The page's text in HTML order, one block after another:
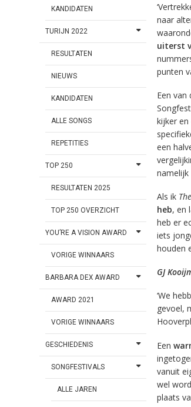
KANDIDATEN
TURIJN 2022
RESULTATEN
NIEUWS
KANDIDATEN
ALLE SONGS
REPETITIES
TOP 250
RESULTATEN 2025
TOP 250 OVERZICHT
YOU’RE A VISION AWARD
VORIGE WINNAARS
BARBARA DEX AWARD
AWARD 2021
VORIGE WINNAARS
GESCHIEDENIS
SONGFESTIVALS
ALLE JAREN
naar
uiterst
punten
Een van
kijker
een
namelijk
Als ik
heb, en
heb er
iets
houden
GJ
‘We
gevoel,
Een
vanuit
wel
plaats